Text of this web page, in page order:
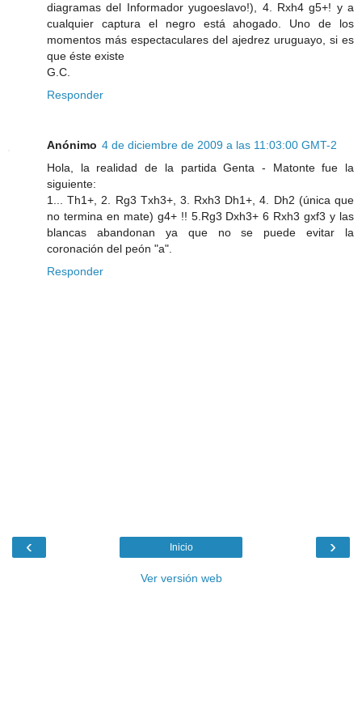
diagramas del Informador yugoeslavo!), 4. Rxh4 g5+! y a
cualquier captura el negro está ahogado. Uno de los
momentos más espectaculares del ajedrez uruguayo, si es
que éste existe
G.C.
Responder
Anónimo 4 de diciembre de 2009 a las 11:03:00 GMT-2
Hola, la realidad de la partida Genta - Matonte fue la
siguiente:
1... Th1+, 2. Rg3 Txh3+, 3. Rxh3 Dh1+, 4. Dh2 (única que
no termina en mate) g4+ !! 5.Rg3 Dxh3+ 6 Rxh3 gxf3 y las
blancas abandonan ya que no se puede evitar la
coronación del peón "a".
Responder
‹ ›
Inicio
Ver versión web